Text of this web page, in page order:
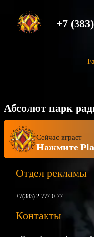
+7
Абсолют парк
Сейчас играет
Нажмите
Отдел рекламы
+7(383) 2-777-0-77
Контакты